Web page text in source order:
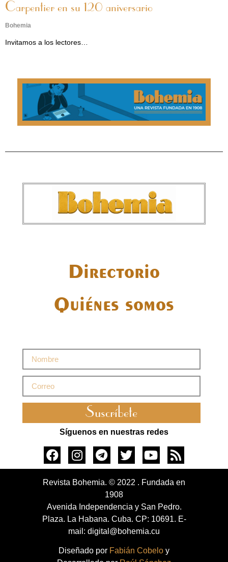
Carpentier en su 120 aniversario
Bohemia
Invitamos a los lectores…
Directorio
Quiénes somos
Suscríbete
Síguenos en nuestras redes
Revista Bohemia. © 2022 . Fundada en
1908
Avenida Independencia y San Pedro.
Plaza. La Habana. Cuba. CP: 10691. E-
mail: digital@bohemia.cu
Diseñado por Fabián Cobelo y